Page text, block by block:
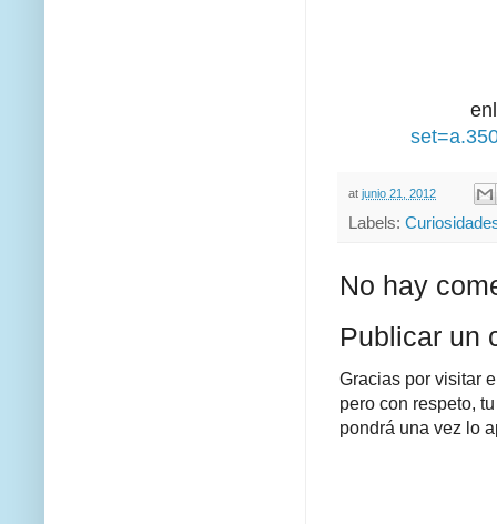
at junio 21, 2012
Labels:
No hay
Publicar un
Gracias por visitar
pero con respeto,
pondrá una vez lo